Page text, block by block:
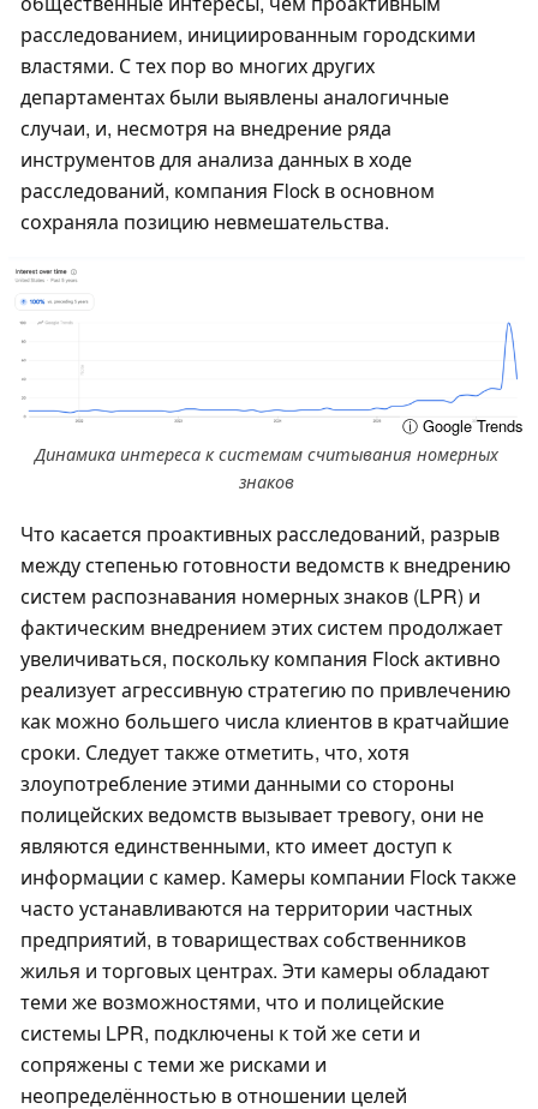
расследованием, инициированным городскими
властями. С тех пор во многих других
департаментах были выявлены аналогичные
случаи, и, несмотря на внедрение ряда
инструментов для анализа данных в ходе
расследований, компания Flock в основном
сохраняла позицию невмешательства.
ⓘ Google Trends
Динамика интереса к системам считывания номерных
знаков
Что касается проактивных расследований, разрыв
между степенью готовности ведомств к внедрению
систем распознавания номерных знаков (LPR) и
фактическим внедрением этих систем продолжает
увеличиваться, поскольку компания Flock активно
реализует агрессивную стратегию по привлечению
как можно большего числа клиентов в кратчайшие
сроки. Следует также отметить, что, хотя
злоупотребление этими данными со стороны
полицейских ведомств вызывает тревогу, они не
являются единственными, кто имеет доступ к
информации с камер. Камеры компании Flock также
часто устанавливаются на территории частных
предприятий, в товариществах собственников
жилья и торговых центрах. Эти камеры обладают
теми же возможностями, что и полицейские
системы LPR, подключены к той же сети и
сопряжены с теми же рисками и
неопределённостью в отношении целей